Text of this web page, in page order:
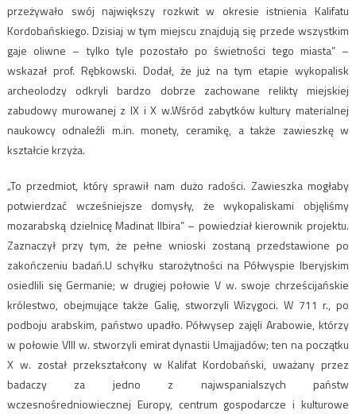
przeżywało swój największy rozkwit w okresie istnienia Kalifatu
Kordobańskiego. Dzisiaj w tym miejscu znajdują się przede wszystkim
gaje oliwne – tylko tyle pozostało po świetności tego miasta” –
wskazał prof. Rębkowski. Dodał, że już na tym etapie wykopalisk
archeolodzy odkryli bardzo dobrze zachowane relikty miejskiej
zabudowy murowanej z IX i X w.Wśród zabytków kultury materialnej
naukowcy odnaleźli m.in. monety, ceramikę, a także zawieszkę w
kształcie krzyża.
„To przedmiot, który sprawił nam dużo radości. Zawieszka mogłaby
potwierdzać wcześniejsze domysły, że wykopaliskami objęliśmy
mozarabską dzielnicę Madinat Ilbira” – powiedział kierownik projektu.
Zaznaczył przy tym, że pełne wnioski zostaną przedstawione po
zakończeniu badań.U schyłku starożytności na Półwyspie Iberyjskim
osiedlili się Germanie; w drugiej połowie V w. swoje chrześcijańskie
królestwo, obejmujące także Galię, stworzyli Wizygoci. W 711 r., po
podboju arabskim, państwo upadło. Półwysep zajęli Arabowie, którzy
w połowie VIII w. stworzyli emirat dynastii Umajjadów; ten na początku
X w. został przekształcony w Kalifat Kordobański, uważany przez
badaczy za jedno z najwspanialszych państw
wczesnośredniowiecznej Europy, centrum gospodarcze i kulturowe